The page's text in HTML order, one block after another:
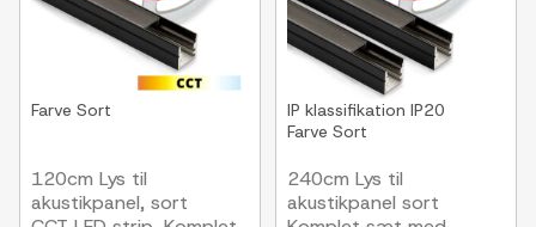
Farve Sort
120cm Lys til
akustikpanel, sort
IP klassifikation IP20
Farve Sort
240cm Lys til
akustikpanel sort